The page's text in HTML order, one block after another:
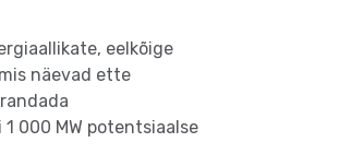
eelkõige
näevad ette
000 MW potentsiaalse